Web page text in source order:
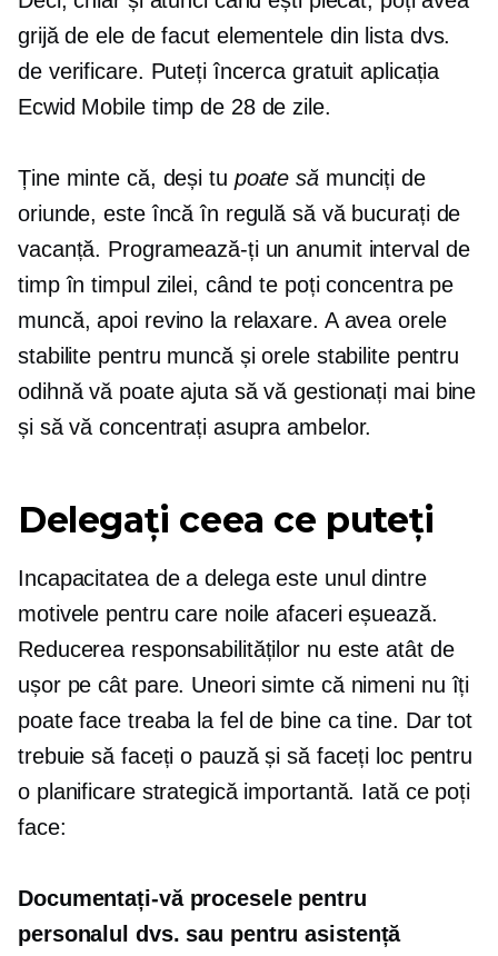
grijă de ele de facutelementele din lista dvs.
de verificare. Puteți încerca gratuit aplicația
Ecwid Mobile timp de 28 de zile.
Ține minte că, deși tu poate sămunciți de
oriunde, este încă în regulă să vă bucurați de
vacanță. Programează-ți un anumit interval de
timp în timpul zilei, când te poți concentra pe
muncă, apoi revino la relaxare. A avea orele
stabilite pentru muncă și orele stabilite pentru
odihnă vă poate ajuta să vă gestionați mai bine
și să vă concentrați asupra ambelor.
Delegați ceea ce puteți
Incapacitatea de a delega este unul dintre
motivele pentru care noile afaceri eșuează.
Reducerea responsabilităților nu este atât de
ușor pe cât pare. Uneori simte că nimeni nu îți
poate face treaba la fel de bine ca tine. Dar tot
trebuie să faceți o pauză și să faceți loc pentru
o planificare strategică importantă. Iată ce poți
face:
Documentați-vă procesele pentru
personalul dvs. sau pentru asistență